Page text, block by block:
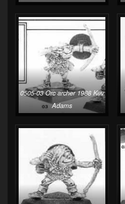
0505-03 Orc archer 1988 Kev
Adams